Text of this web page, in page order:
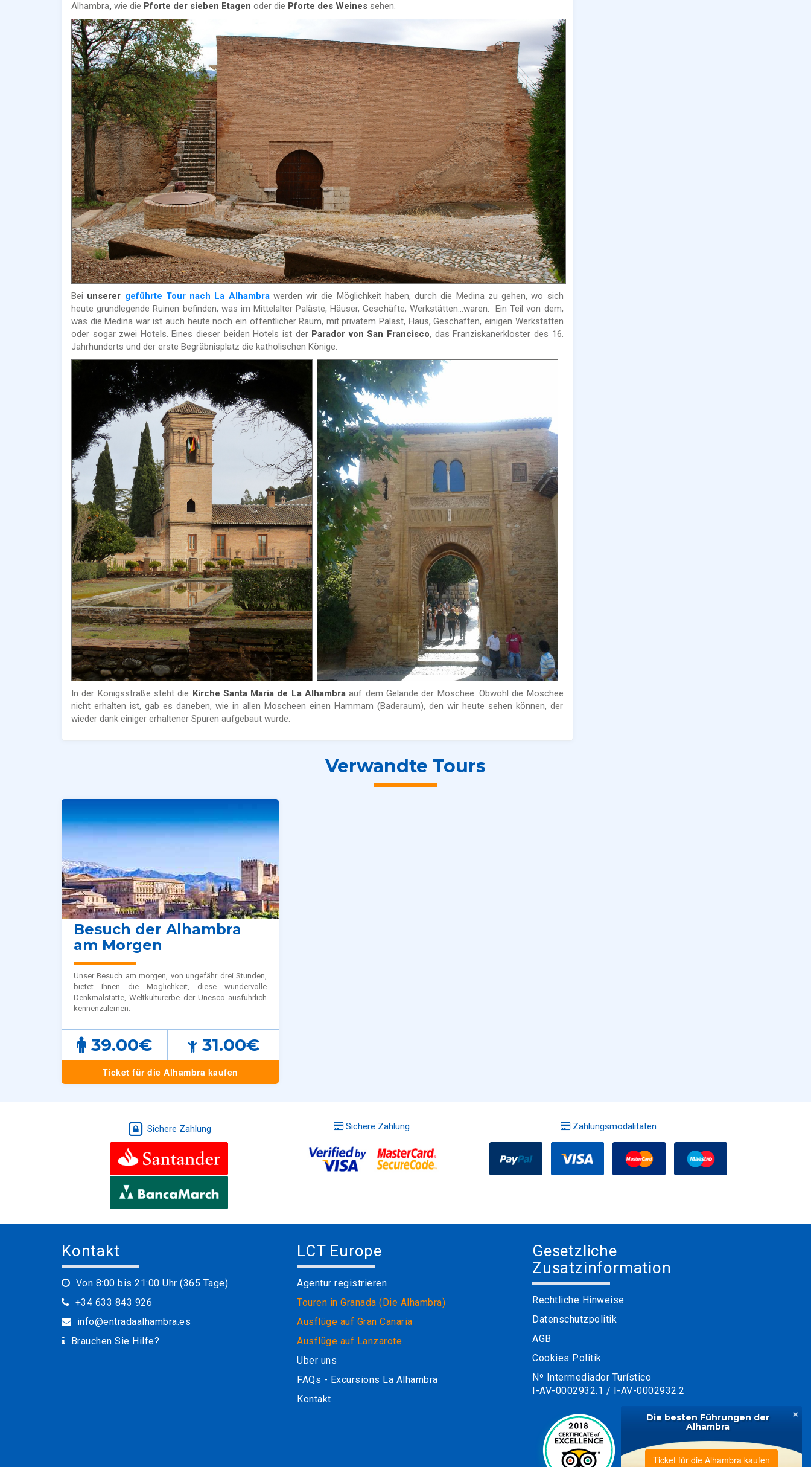
Alhambra, wie die Pforte der sieben Etagen oder die Pforte des Weines sehen.
Bei unserer geführte Tour nach La Alhambrawerden wir die Möglichkeit haben, durch die Medina zu gehen, wo sich
heute grundlegende Ruinen befinden, was im Mittelalter Paläste, Häuser, Geschäfte, Werkstätten...waren. Ein Teil von dem,
was die Medina war ist auch heute noch ein öffentlicher Raum, mit privatem Palast, Haus, Geschäften, einigen Werkstätten
oder sogar zwei Hotels. Eines dieser beiden Hotels ist der Parador von San Francisco, das Franziskanerkloster des 16.
Jahrhunderts und der erste Begräbnisplatz die katholischen Könige.
In der Königsstraße steht die Kirche Santa Maria de La Alhambra auf dem Gelände der Moschee. Obwohl die Moschee
nicht erhalten ist, gab es daneben, wie in allen Moscheen einen Hammam (Baderaum), den wir heute sehen können, der
wieder dank einiger erhaltener Spuren aufgebaut wurde.
Verwandte Tours
Besuch der Alhambra
am Morgen
Unser Besuch am morgen, von ungefähr drei Stunden,
bietet Ihnen die Möglichkeit, diese wundervolle
Denkmalstätte, Weltkulturerbe der Unesco ausführlich
kennenzulernen.
39.00€ 31.00€
Ticket für die Alhambra kaufen
×
Die besten Führungen der
Alhambra
Ticket für die Alhambra kaufen
Sichere Zahlung Sichere Zahlung Zahlungsmodalitäten
Kontakt
Von 8:00 bis 21:00 Uhr (365 Tage)
+34 633 843 926
info@entradaalhambra.es
Brauchen Sie Hilfe?
LCT Europe
Agentur registrieren
Touren in Granada (Die Alhambra)
Ausflüge auf Gran Canaria
Ausflüge auf Lanzarote
Über uns
FAQs - Excursions La Alhambra
Kontakt
Gesetzliche
Zusatzinformation
Rechtliche Hinweise
Datenschutzpolitik
AGB
Cookies Politik
Nº Intermediador Turístico
I-AV-0002932.1 / I-AV-0002932.2